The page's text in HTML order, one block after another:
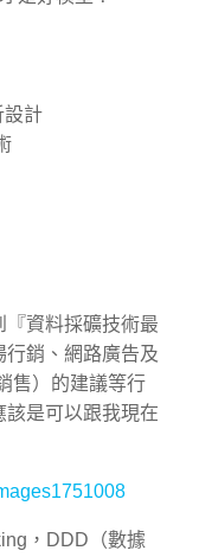
計
資料採礦技術最
行銷、網路廣告及
售）的建議等行
是可以跟我現在
，DDD（數據